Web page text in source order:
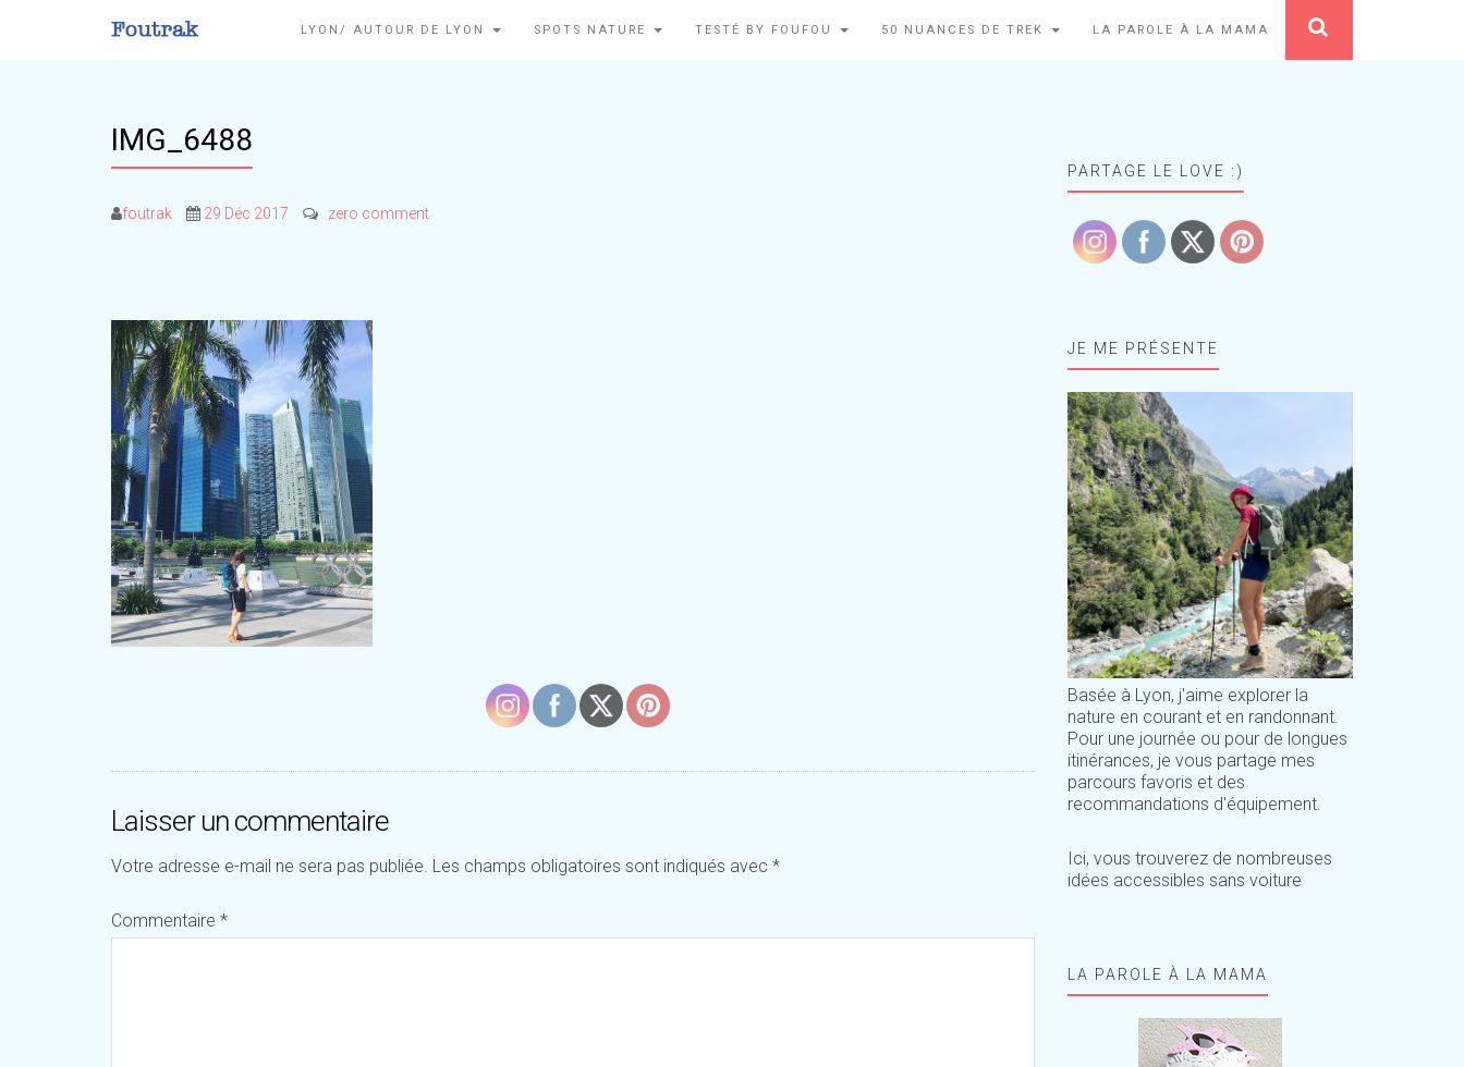
LYON/ AUTOUR DE LYON SPOTS NATURE TESTÉ BY FOUFOU 50 NUANCES DE TREK LA PAROLE À LA MAMA
IMG_6488
foutrak 29 Déc 2017 zero comment
Laisser un commentaire
Votre adresse e-mail ne sera pas publiée. Les champs obligatoires sont indiqués avec *
Commentaire *
PARTAGE LE LOVE :)
JE ME PRÉSENTE
Basée à Lyon, j'aime explorer la
nature en courant et en randonnant.
Pour une journée ou pour de longues
itinérances, je vous partage mes
parcours favoris et des
recommandations d'équipement.
Ici, vous trouverez de nombreuses
idées accessibles sans voiture
LA PAROLE À LA MAMA